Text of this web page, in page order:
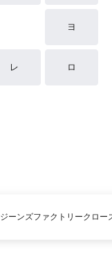
ヨ
レ ロ
ジーンズファクトリークロー